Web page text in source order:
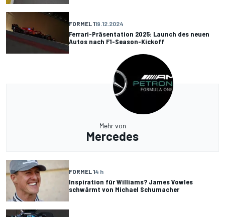
FORMEL 119.12.2024
Ferrari-Präsentation 2025: Launch des neuen
Autos nach F1-Season-Kickoff
Mehr von
Mercedes
FORMEL 14 h
Inspiration für Williams? James Vowles
schwärmt von Michael Schumacher